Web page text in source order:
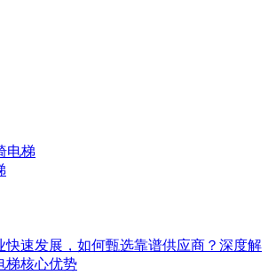
电梯
快速发展，如何甄选靠谱供应商？深度解
梯核心优势